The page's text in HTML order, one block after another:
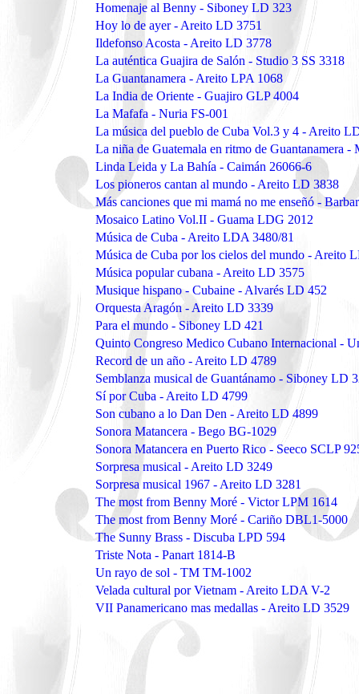
Homenaje al Benny - Siboney LD 323
Hoy lo de ayer - Areito LD 3751
Ildefonso Acosta - Areito LD 3778
La auténtica Guajira de Salón - Studio 3 SS 3318
La Guantanamera - Areito LPA 1068
La India de Oriente - Guajiro GLP 4004
La Mafafa - Nuria FS-001
La música del pueblo de Cuba Vol.3 y 4 - Areito
La niña de Guatemala en ritmo de Guantanamera -
Linda Leida y La Bahía - Caimán 26066-6
Los pioneros cantan al mundo - Areito LD 3838
Más canciones que mi mamá no me enseñó -
Mosaico Latino Vol.II - Guama LDG 2012
Música de Cuba - Areito LDA 3480/81
Música de Cuba por los cielos del mundo - Areito
Música popular cubana - Areito LD 3575
Musique hispano - Cubaine - Alvarés LD 452
Orquesta Aragón - Areito LD 3339
Para el mundo - Siboney LD 421
Quinto Congreso Medico Cubano Internacional -
Record de un año - Areito LD 4789
Semblanza musical de Guantánamo - Siboney LD
Sí por Cuba - Areito LD 4799
Son cubano a lo Dan Den - Areito LD 4899
Sonora Matancera - Bego BG-1029
Sonora Matancera en Puerto Rico - Seeco SCLP
Sorpresa musical - Areito LD 3249
Sorpresa musical 1967 - Areito LD 3281
The most from Benny Moré - Victor LPM 1614
The most from Benny Moré - Cariño DBL1-5000
The Sunny Brass - Discuba LPD 594
Triste Nota - Panart 1814-B
Un rayo de sol - TM TM-1002
Velada cultural por Vietnam - Areito LDA V-2
VII Panamericano mas medallas - Areito LD 3529